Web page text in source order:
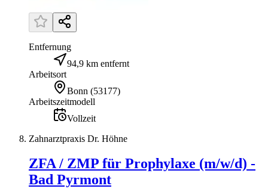
Entfernung
94,9 km entfernt
Arbeitsort
Bonn (53177)
Arbeitszeitmodell
Vollzeit
Zahnarztpraxis Dr. Höhne
ZFA / ZMP für Prophylaxe (m/w/d) -
Bad Pyrmont